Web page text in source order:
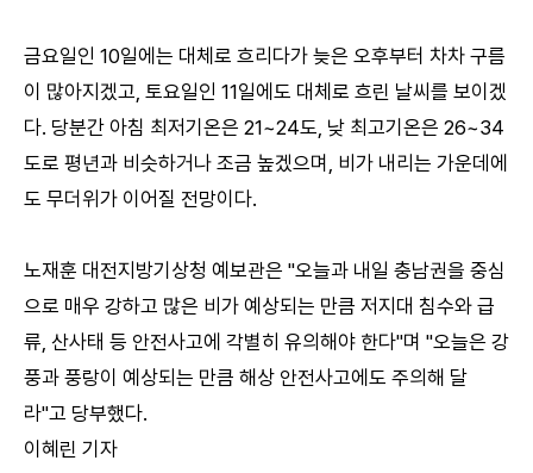
금요일인 10일에는 대체로 흐리다가 늦은 오후부터 차차 구름
이 많아지겠고, 토요일인 11일에도 대체로 흐린 날씨를 보이겠
다. 당분간 아침 최저기온은 21~24도, 낮 최고기온은 26~34
도로 평년과 비슷하거나 조금 높겠으며, 비가 내리는 가운데에
도 무더위가 이어질 전망이다.
노재훈 대전지방기상청 예보관은 "오늘과 내일 충남권을 중심
으로 매우 강하고 많은 비가 예상되는 만큼 저지대 침수와 급
류, 산사태 등 안전사고에 각별히 유의해야 한다"며 "오늘은 강
풍과 풍랑이 예상되는 만큼 해상 안전사고에도 주의해 달
라"고 당부했다.
이혜린 기자